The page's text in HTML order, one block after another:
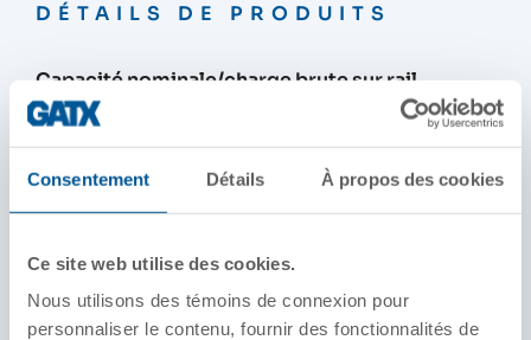
Consentement Détails À propos des cookies
Ce site web utilise des cookies.
Nous utilisons des témoins de connexion pour
personnaliser le contenu, fournir des fonctionnalités de
DÉTAILS DE PRODUITS
Capacité nominale/charge brute sur rail
263 000 lb
286 000 lb
Trappes
Ronde
Portes
Décharge par gravité